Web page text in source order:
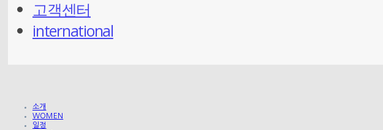
고객센터
international
소개
WOMEN
일정